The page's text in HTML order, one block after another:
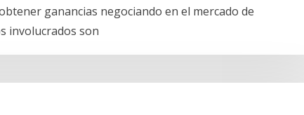
ganancias negociando en el mercado de
involucrados son